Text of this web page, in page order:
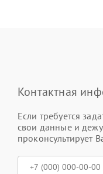
Контактная
Если требуется
свои данные и
проконсультирует